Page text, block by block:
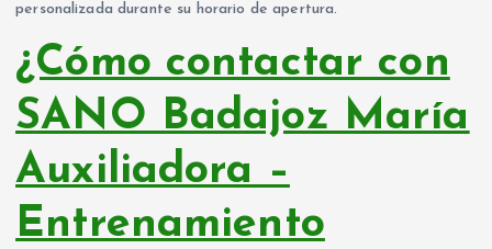
personalizada durante su horario de apertura.
¿Cómo contactar con
SANO Badajoz María
Auxiliadora –
Entrenamiento